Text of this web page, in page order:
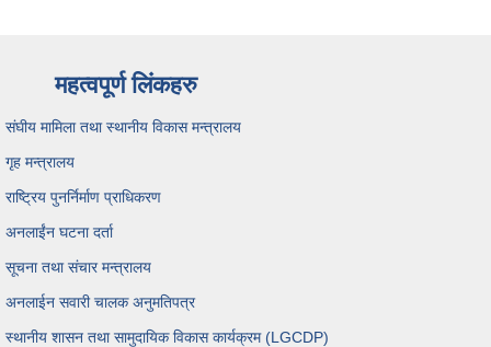
महत्वपूर्ण लिंकहरु
संघीय मामिला तथा स्थानीय विकास मन्त्रालय
गृह मन्त्रालय
राष्ट्रिय पुनर्निर्माण प्राधिकरण
अनलाईंन घटना दर्ता
सूचना तथा संचार मन्त्रालय
अनलाईन सवारी चालक अनुमतिपत्र
स्थानीय शासन तथा सामुदायिक विकास कार्यक्रम (LGCDP)